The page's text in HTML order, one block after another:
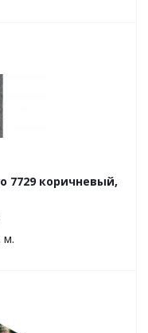
7729 коричневый,
м.